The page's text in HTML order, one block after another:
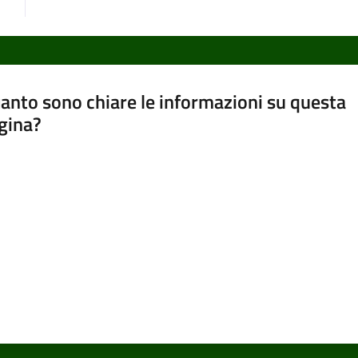
sono chiare le informazioni su questa